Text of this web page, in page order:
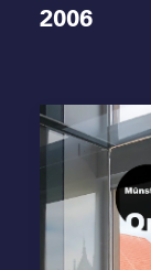
Termine
Vita
Kontakt
2006